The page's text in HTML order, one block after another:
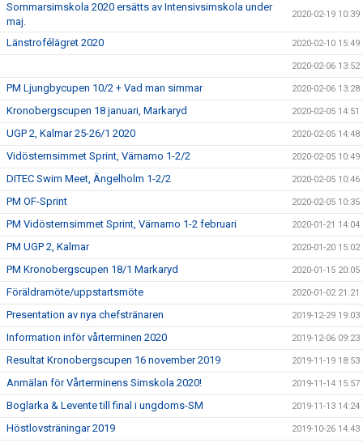
Sommarsimskola 2020 ersätts av Intensivsimskola under
maj.
2020-02-19 10:39
Länstrofélägret 2020 2020-02-10 15:49
2020-02-06 13:52
PM Ljungbycupen 10/2 + Vad man simmar 2020-02-06 13:28
Kronobergscupen 18 januari, Markaryd 2020-02-05 14:51
UGP 2, Kalmar 25-26/1 2020 2020-02-05 14:48
Vidösternsimmet Sprint, Värnamo 1-2/2 2020-02-05 10:49
DITEC Swim Meet, Ängelholm 1-2/2 2020-02-05 10:46
PM OF-Sprint 2020-02-05 10:35
PM Vidösternsimmet Sprint, Värnamo 1-2 februari 2020-01-21 14:04
PM UGP 2, Kalmar 2020-01-20 15:02
PM Kronobergscupen 18/1 Markaryd 2020-01-15 20:05
Föräldramöte/uppstartsmöte 2020-01-02 21:21
Presentation av nya chefstränaren 2019-12-29 19:03
Information inför vårterminen 2020 2019-12-06 09:23
Resultat Kronobergscupen 16 november 2019 2019-11-19 18:53
Anmälan för Vårterminens Simskola 2020! 2019-11-14 15:57
Boglarka & Levente till final i ungdoms-SM 2019-11-13 14:24
Höstlovsträningar 2019 2019-10-26 14:43